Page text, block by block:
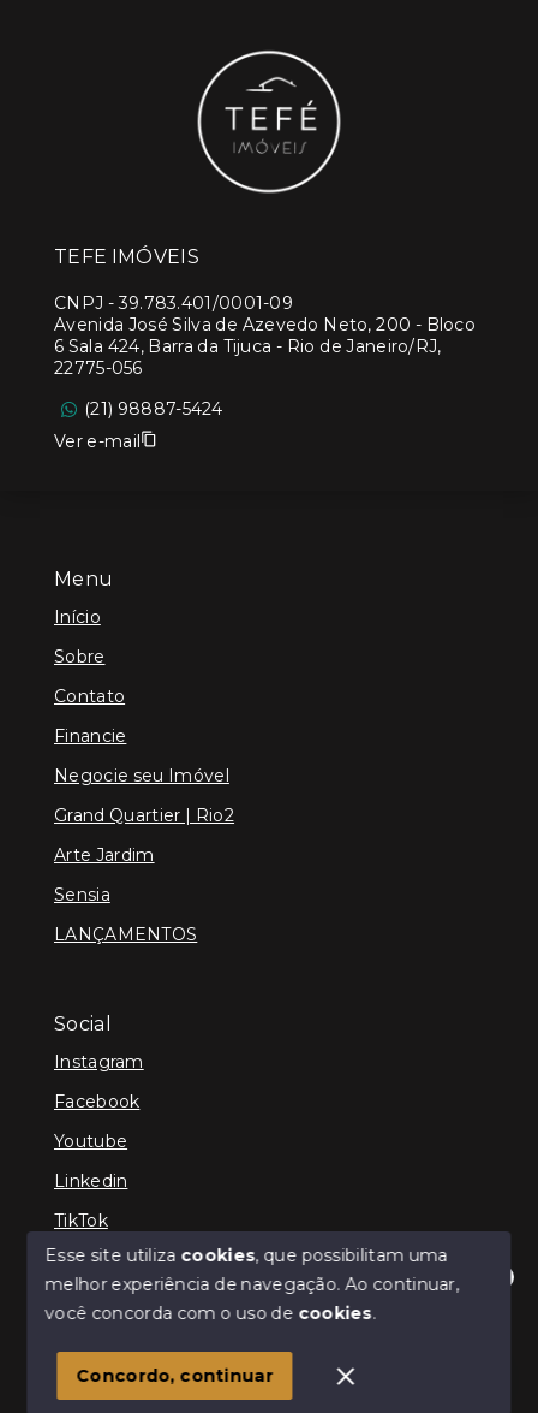
Olá! Estamos disponíveis para te ajudar.
Menu
Início
Sobre
Contato
Financie
Negocie seu Imóvel
Grand Quartier | Rio2
Arte Jardim
Sensia
LANÇAMENTOS
Social
Instagram
Facebook
Youtube
Linkedin
TikTok
© Copyright 2026 - TEFE IMÓVEIS - Todos os direitos
SITE PARA IMOBILIARIA
TEFE IMÓVEIS
CNPJ -39.783.401/0001-09
Avenida José Silva de Azevedo Neto, 200 - Bloco
6 Sala 424, Barra da Tijuca - Rio de Janeiro/RJ,
22775-056
(21) 98887-5424
Ver e-mail
Esse site utiliza cookies, que possibilitam uma
melhor experiência de navegação.Ao continuar,
você concorda com o uso de cookies.
Concordo, continuar